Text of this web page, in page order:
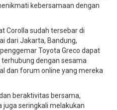
kebersamaan dengan
Corolla sudah tersebar di
dari Jakarta, Bandung,
Toyota Greco dapat
dengan sesama
dan forum online yang mereka
beraktivitas bersama,
juga seringkali melakukan